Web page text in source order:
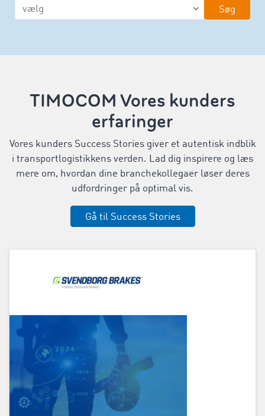
Søg
TIMOCOM Vores kunders
erfaringer
Vores kunders Success Stories giver et autentisk indblik
i transportlogistikkens verden. Lad dig inspirere og læs
mere om, hvordan dine branchekollegaer løser deres
udfordringer på optimal vis.
Gå til Success Stories